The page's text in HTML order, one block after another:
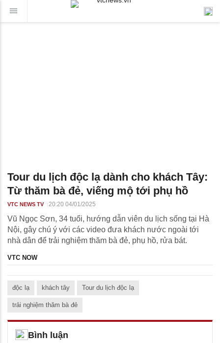
Tour du lịch độc lạ dành cho khách Tây:
Từ thăm bà đẻ, viếng mộ tới phụ hồ
VTC NEWS TV 20:20 04/01/2025
Vũ Ngọc Sơn, 34 tuổi, hướng dẫn viên du lịch sống tại Hà
Nội, gây chú ý với các video đưa khách nước ngoài tới
nhà dân để trải nghiệm thăm bà đẻ, phụ hồ, rửa bát.
VTC NOW
độc lạ khách tây Tour du lịch độc lạ
trải nghiệm thăm bà đẻ
Bình luận